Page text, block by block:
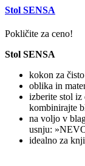
Stol SENSA
Pokličite za ceno!
Stol SENSA
kokon za
oblika in
izberite stol iz
kombinirajte
na voljo v
usnju:
idealno za